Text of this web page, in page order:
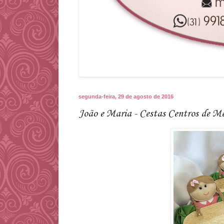
segunda-feira, 29 de agosto de 2016
João e Maria - Cestas Centros de